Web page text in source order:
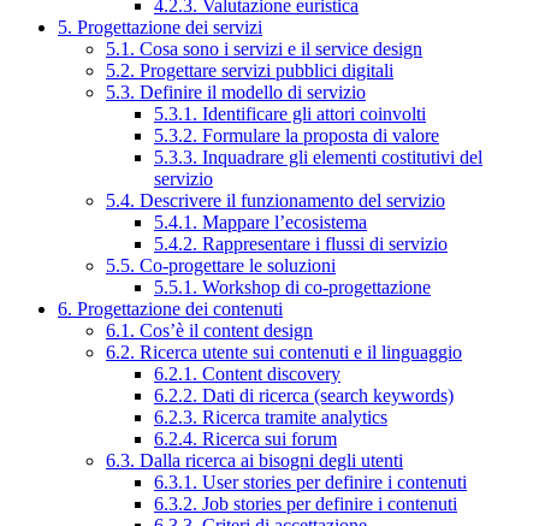
4.2.3. Valutazione euristica
5. Progettazione dei servizi
5.1. Cosa sono i servizi e il service design
5.2. Progettare servizi pubblici digitali
5.3. Definire il modello di servizio
5.3.1. Identificare gli attori coinvolti
5.3.2. Formulare la proposta di valore
5.3.3. Inquadrare gli elementi costitutivi del
servizio
5.4. Descrivere il funzionamento del servizio
5.4.1. Mappare l’ecosistema
5.4.2. Rappresentare i flussi di servizio
5.5. Co-progettare le soluzioni
5.5.1. Workshop di co-progettazione
6. Progettazione dei contenuti
6.1. Cos’è il content design
6.2. Ricerca utente sui contenuti e il linguaggio
6.2.1. Content discovery
6.2.2. Dati di ricerca (search keywords)
6.2.3. Ricerca tramite analytics
6.2.4. Ricerca sui forum
6.3. Dalla ricerca ai bisogni degli utenti
6.3.1. User stories per definire i contenuti
6.3.2. Job stories per definire i contenuti